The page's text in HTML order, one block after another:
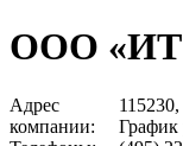
ООО
Адрес
компании:
График